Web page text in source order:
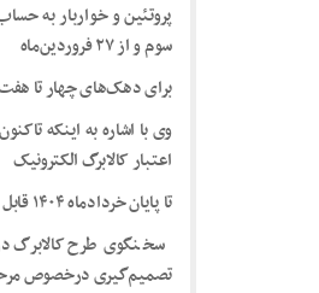
سوم و از ۲۷ فروردین‌ماه
برای دهک‌های چهار تا
اعتبار کالابرگ‌ الکترونیک
تا پایان خردادماه ۱۴۰۴ قابل استفاده است.
سخنگوی طرح کالابرگ
تصمیم‌گیری درخصوص